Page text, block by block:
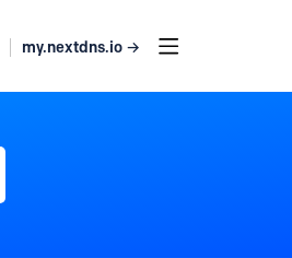
my.nextdns.io →